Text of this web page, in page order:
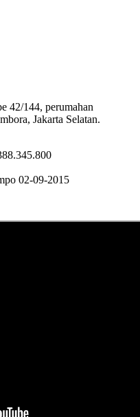
42/144, perumahan
Jakarta Selatan.
02-09-2015